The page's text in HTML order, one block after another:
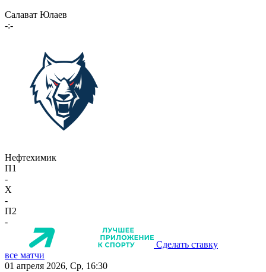
Салават Юлаев
-:-
Нефтехимик
П1
-
X
-
П2
-
Сделать ставку
все матчи
01 апреля 2026, Ср, 16:30